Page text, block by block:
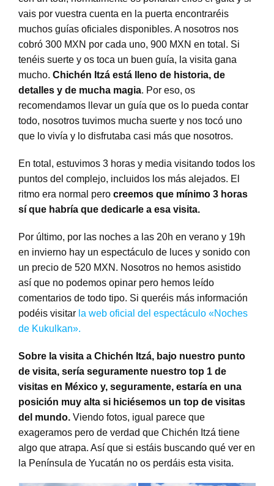
vais por vuestra cuenta en la puerta encontraréis
muchos guías oficiales disponibles. A nosotros nos
cobró 300 MXN por cada uno, 900 MXN en total. Si
tenéis suerte y os toca un buen guía, la visita gana
mucho. Chichén Itzá está lleno de historia, de
detalles y de mucha magia. Por eso, os
recomendamos llevar un guía que os lo pueda contar
todo, nosotros tuvimos mucha suerte y nos tocó uno
que lo vivía y lo disfrutaba casi más que nosotros.
En total, estuvimos 3 horas y media visitando todos los
puntos del complejo, incluidos los más alejados. El
ritmo era normal pero creemos que mínimo 3 horas
sí que habría que dedicarle a esa visita.
Por último, por las noches a las 20h en verano y 19h
en invierno hay un espectáculo de luces y sonido con
un precio de 520 MXN. Nosotros no hemos asistido
así que no podemos opinar pero hemos leído
comentarios de todo tipo. Si queréis más información
podéis visitar la web oficial del espectáculo «Noches
de Kukulkan».
Sobre la visita a Chichén Itzá, bajo nuestro punto
de visita, sería seguramente nuestro top 1 de
visitas en México y, seguramente, estaría en una
posición muy alta si hiciésemos un top de visitas
del mundo. Viendo fotos, igual parece que
exageramos pero de verdad que Chichén Itzá tiene
algo que atrapa. Así que si estáis buscando qué ver en
la Península de Yucatán no os perdáis esta visita.